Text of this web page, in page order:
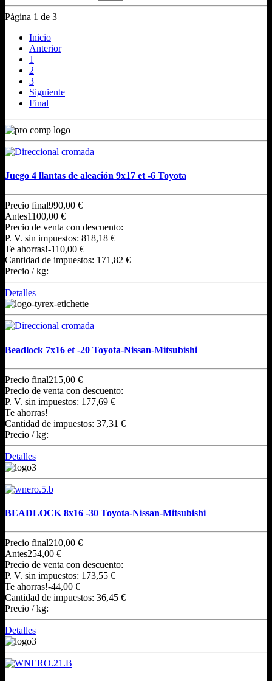
Página 1 de 3
Inicio
Anterior
1
2
3
Siguiente
Final
Juego 4 llantas de aleación 9x17 et -6 Toyota
Precio final990,00 €
Antes1100,00 €
Precio de venta con descuento:
P. V. sin impuestos: 818,18 €
Te ahorras!-110,00 €
Cantidad de impuestos: 171,82 €
Precio / kg:
Detalles
Beadlock 7x16 et -20 Toyota-Nissan-Mitsubishi
Precio final215,00 €
Precio de venta con descuento:
P. V. sin impuestos: 177,69 €
Te ahorras!
Cantidad de impuestos: 37,31 €
Precio / kg:
Detalles
BEADLOCK 8x16 -30 Toyota-Nissan-Mitsubishi
Precio final210,00 €
Antes254,00 €
Precio de venta con descuento:
P. V. sin impuestos: 173,55 €
Te ahorras!-44,00 €
Cantidad de impuestos: 36,45 €
Precio / kg:
Detalles